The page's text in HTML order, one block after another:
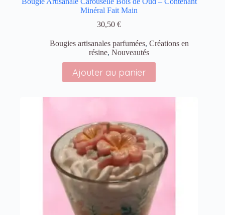
Minéral Fait Main
30,50€
Bougies artisanales parfumées, Créations en
résine,Nouveautés
Ajouter au panier